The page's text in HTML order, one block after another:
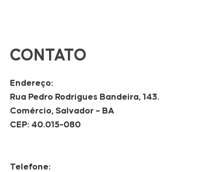
CONTATO
Endereço:
Rua Pedro Rodrigues Bandeira, 143.
Comércio, Salvador – BA
CEP: 40.015-080
Telefone: